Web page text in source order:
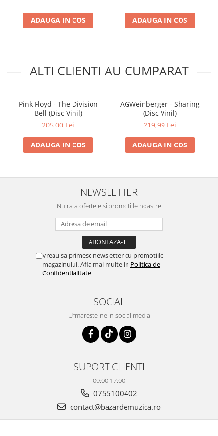
ADAUGA IN COS ADAUGA IN COS
ALTI CLIENTI AU CUMPARAT
Pink Floyd - The Division
Bell (Disc Vinil)
205,00 Lei
ADAUGA IN COS
AGWeinberger - Sharing
(Disc Vinil)
219,99 Lei
ADAUGA IN COS
NEWSLETTER
Nu rata ofertele si promotiile noastre
Vreau sa primesc newsletter cu promotiile
magazinului. Afla mai multe in Politica de
Confidentialitate
SOCIAL
Urmareste-ne in social media
SUPORT CLIENTI
09:00-17:00
0755100402
contact@bazardemuzica.ro